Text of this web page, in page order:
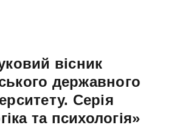
вісник
державного
Серія
та психологія»